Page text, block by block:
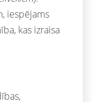
iespējams
kas izraisa